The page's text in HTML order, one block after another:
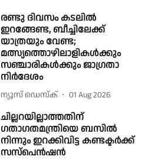
രണ്ടു ദിവസം കടലില്‍
ഇറങ്ങേണ്ട, ബീച്ചിലേക്ക്
യാത്രയും വേണ്ട;
മത്സ്യത്തൊഴിലാളികള്‍ക്കും
സഞ്ചാരികള്‍ക്കും ജാഗ്രതാ
നിർദേശം
ന്യൂസ് ഡെസ്ക് 01 Aug 2026
ചില്ലറയില്ലാത്തതിന്
ഗതാഗതമന്ത്രിയെ ബസിൽ
നിന്നും ഇറക്കിവിട്ട കണ്ടക്ടർക്ക്
സസ്പെൻഷൻ